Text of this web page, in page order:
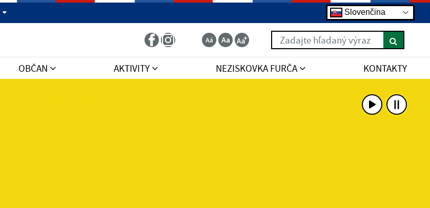
Slovenčina
Zadajte hľadaný výraz
OBČAN AKTIVITY NEZISKOVKA FURČA KONTAKTY